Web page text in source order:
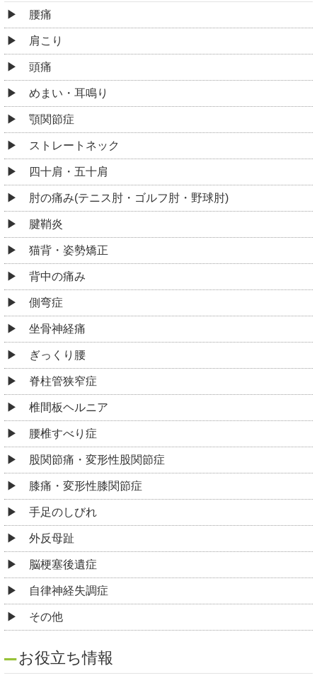
腰痛
肩こり
頭痛
めまい・耳鳴り
顎関節症
ストレートネック
四十肩・五十肩
肘の痛み(テニス肘・ゴルフ肘・野球肘)
腱鞘炎
猫背・姿勢矯正
背中の痛み
側弯症
坐骨神経痛
ぎっくり腰
脊柱管狭窄症
椎間板ヘルニア
腰椎すべり症
股関節痛・変形性股関節症
膝痛・変形性膝関節症
手足のしびれ
外反母趾
脳梗塞後遺症
自律神経失調症
その他
お役立ち情報